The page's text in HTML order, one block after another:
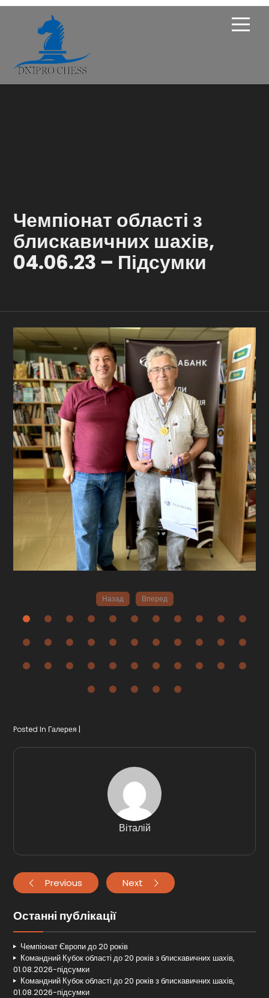
Навчання
Галерея
Чемпіонат області з
блискавичних шахів,
04.06.23 – Підсумки
Назад Вперед
Posted In Галерея
Віталій
Previous Next
Останні публікації
Чемпіонат Європи до 20 років
Командний Кубок області до 20 років з блискавичних шахів,
01.08.2026-підсумки
Командний Кубок області до 20 років з блискавичних шахів,
01.08.2026-підсумки